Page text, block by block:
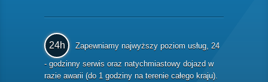
24h
Zapewniamy najwyższy poziom usług, 24
- godzinny serwis oraz natychmiastowy dojazd w
razie awarii (do 1 godziny na terenie całego kraju).